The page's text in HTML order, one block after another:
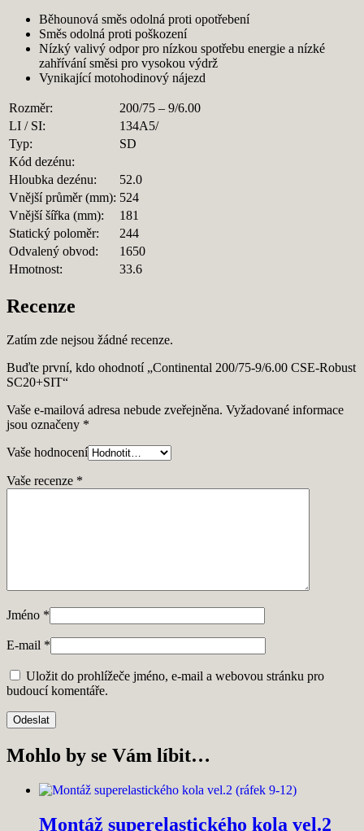
Běhounová směs odolná proti opotřebení
Směs odolná proti poškození
Nízký valivý odpor pro nízkou spotřebu energie a nízké
zahřívání směsi pro vysokou výdrž
Vynikající motohodinový nájezd
Rozměr:
200/75 – 9/6.00
LI / SI:
134A5/
Typ:
SD
Kód dezénu:
Hloubka dezénu:
52.0
Vnější průměr (mm): 524
Vnější šířka (mm):
181
Statický poloměr:
244
Odvalený obvod:
1650
Hmotnost:
33.6
Recenze
Zatím zde nejsou žádné recenze.
Buďte první, kdo ohodnotí „Continental 200/75-9/6.00 CSE-Robust
SC20+SIT“
Vaše e-mailová adresa nebude zveřejněna. Vyžadované informace
jsou označeny *
Vaše hodnocení
Vaše recenze *
Jméno *
E-mail *
Uložit do prohlížeče jméno, e-mail a webovou stránku pro
budoucí komentáře.
Mohlo by se Vám líbit…
Montáž superelastického kola vel.2